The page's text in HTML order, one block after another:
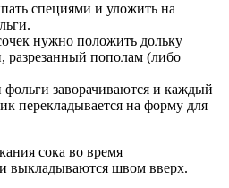
специями и уложить на
нужно положить дольку
разрезанный пополам (либо
заворачиваются и каждый
перекладывается на форму для
сока во время
выкладываются швом вверх.